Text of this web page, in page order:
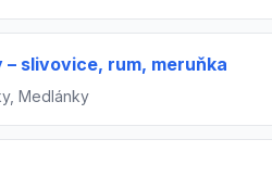
slivovice, rum, meruňka
Medlánky